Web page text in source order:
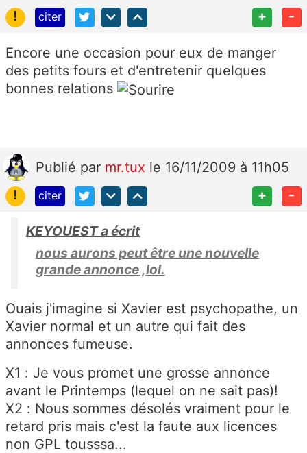
!
citer + -
Encore une occasion pour eux de manger
des petits fours et d'entretenir quelques
bonnes relations
Publié par mr.tux le 16/11/2009 à 11h05
!
citer + -
KEYOUEST a écrit
nous aurons peut être une nouvelle
grande annonce ,lol.
Ouais j'imagine si Xavier est psychopathe, un
Xavier normal et un autre qui fait des
annonces fumeuse.
X1 : Je vous promet une grosse annonce
avant le Printemps (lequel on ne sait pas)!
X2 : Nous sommes désolés vraiment pour le
retard pris mais c'est la faute aux licences
non GPL tousssa...